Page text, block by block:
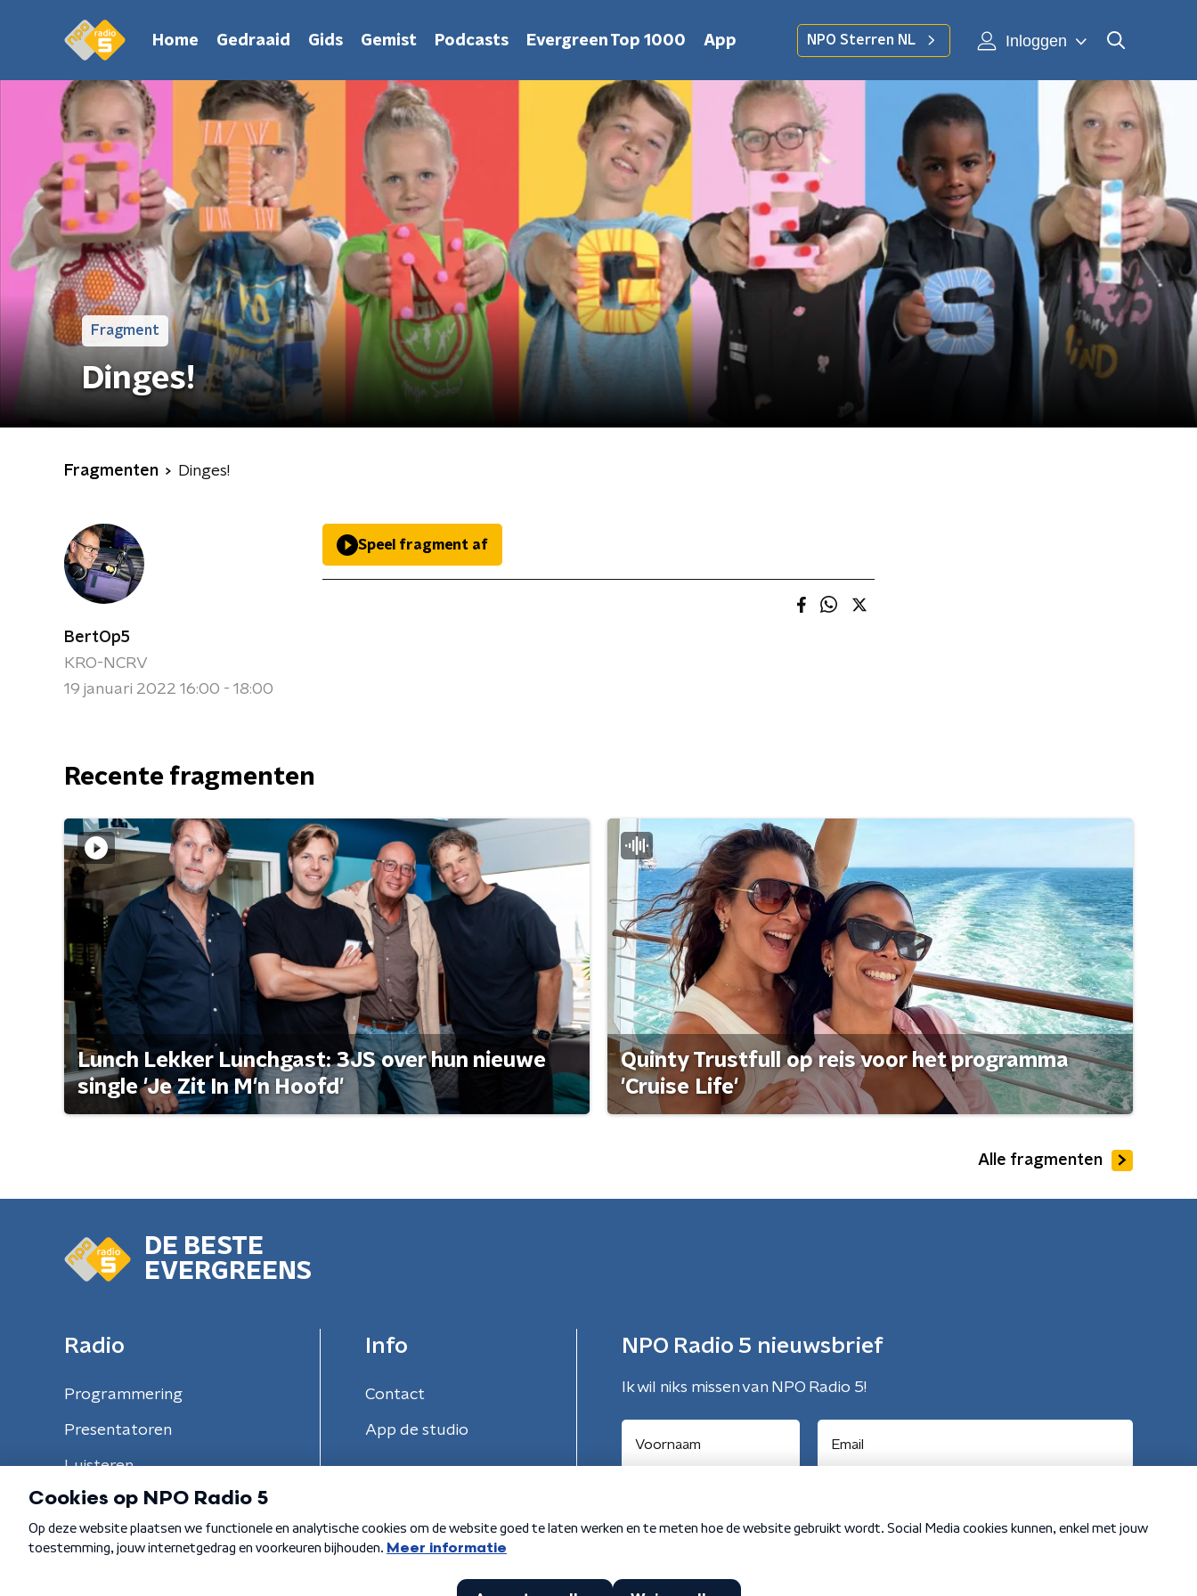
Home Gedraaid Gids Gemist Podcasts Evergreen Top 1000 App NPO Sterren NL Inloggen
Fragment
Dinges!
Fragmenten Dinges!
BertOp5
KRO-NCRV
19 januari 2022 16:00 - 18:00
Speel fragment af
Recente fragmenten
Lunch Lekker Lunchgast: 3JS over hun nieuwe
single 'Je Zit In M'n Hoofd'
Quinty Trustfull op reis voor het programma
'Cruise Life'
Alle fragmenten
DE BESTE
EVERGREENS
Radio
Programmering
Presentatoren
Luisteren
Info
Contact
App de studio
NPO Radio 5 nieuwsbrief
Ik wil niks missen van NPO Radio 5!
Algemene voorwaarden Privacybeleid